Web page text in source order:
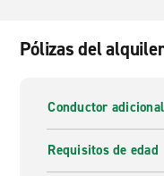
Pólizas del
Conductor adicional
Requisitos de edad